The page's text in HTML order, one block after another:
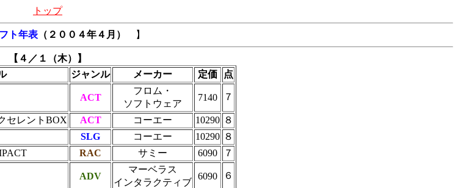
トップ
ト年表 （２００４年４月） 】
【４／１（木）】
ジャンル メーカー 定価 点
ACT
フロム・
ソフトウェア
7140 ７
セレントBOX ACT コーエー 10290 ８
SLG コーエー 10290 ８
RAC サミー 6090 ７
ADV
マーベラス
インタラクティブ
6090 ６